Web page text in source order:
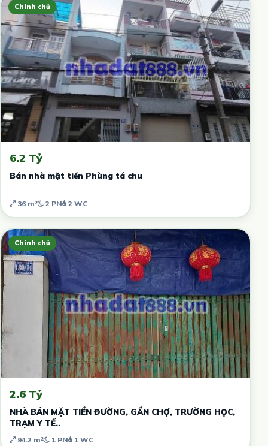
Chính chủ
6.2 Tỷ
Bán nhà mặt tiền Phùng tá chu
36 m² 2 PN 2 WC
Chính chủ
2.6 Tỷ
NHÀ BÁN MẶT TIỀN ĐƯỜNG, GẦN CHỢ, TRƯỜNG HỌC,
TRẠM Y TẾ..
94.2 m² 1 PN 1 WC